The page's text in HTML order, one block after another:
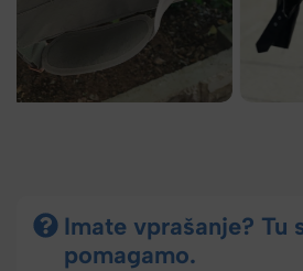
Imate vprašanje? Tu
pomagamo.